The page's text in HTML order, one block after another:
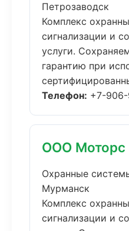
Петрозаводск
Комплекс
сигнализации и
услуги.
гарантию при
Телефон: +7-
ООО Моторс
Охранные
Мурманск
Комплекс
сигнализации и